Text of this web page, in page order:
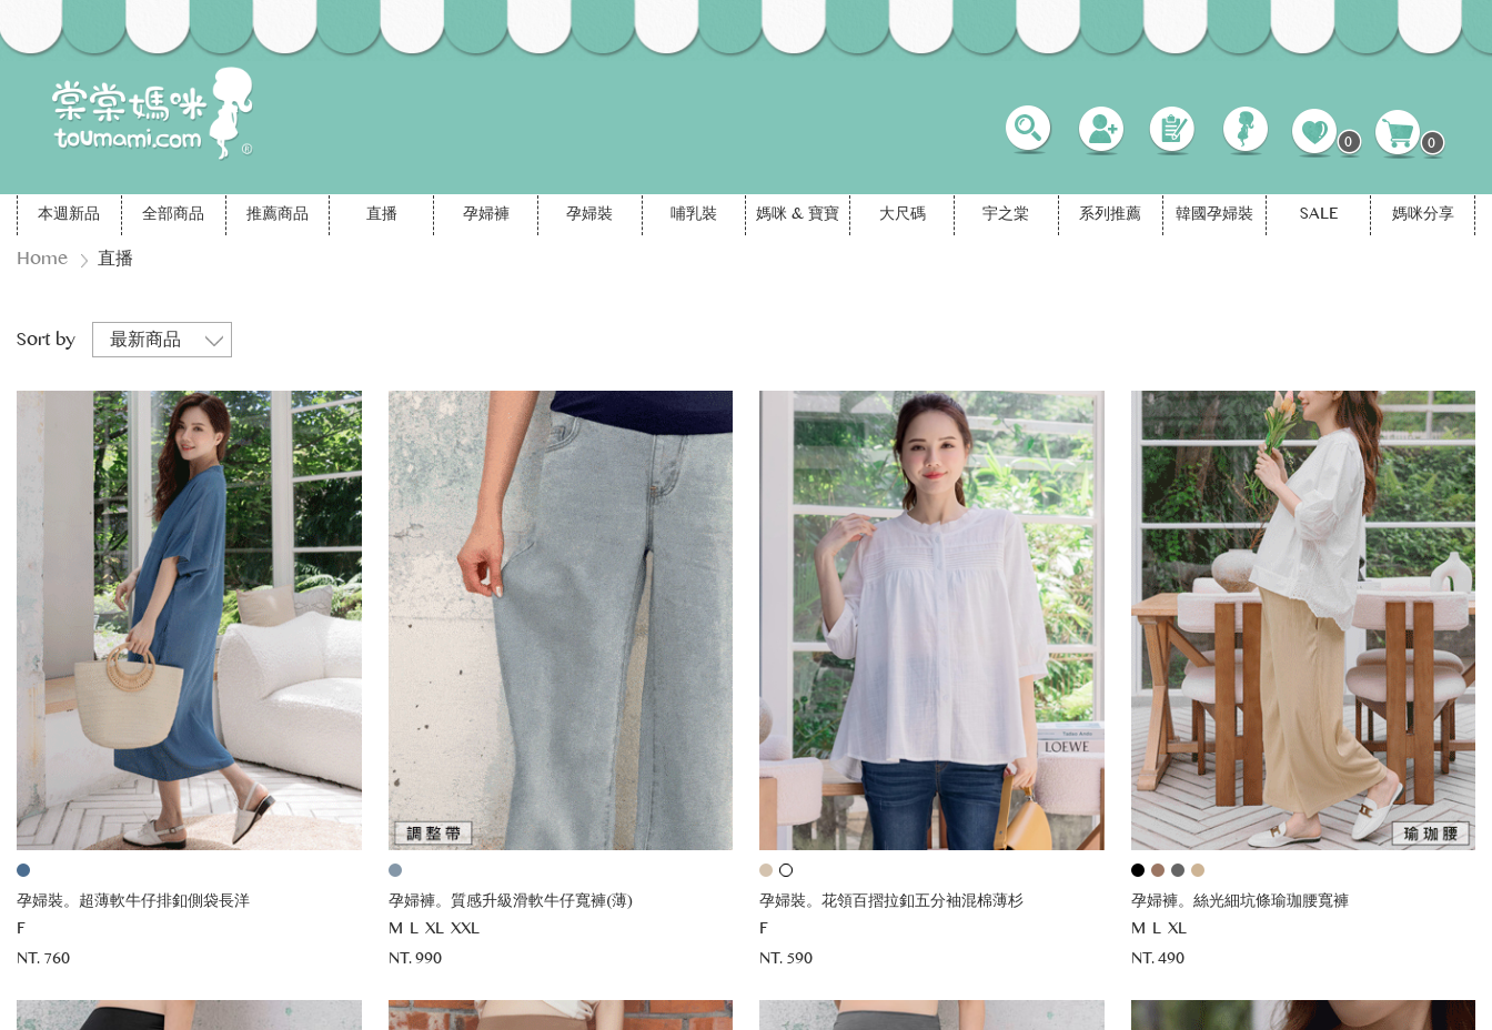
0
0
本週新品 全部商品 推薦商品 直播 孕婦褲 孕婦裝 哺乳裝 媽咪 & 寶寶 大尺碼 宇之棠 系列推薦 韓國孕婦裝 SALE 媽咪分享
Home 直播
Sort by
孕婦裝。超薄軟牛仔排釦側袋長洋
F
NT. 760
孕婦褲。質感升級滑軟牛仔寬褲(薄)
M L XL XXL
NT. 990
孕婦裝。花領百摺拉釦五分袖混棉薄杉
F
NT. 590
孕婦褲。絲光細坑條瑜珈腰寬褲
M L XL
NT. 490